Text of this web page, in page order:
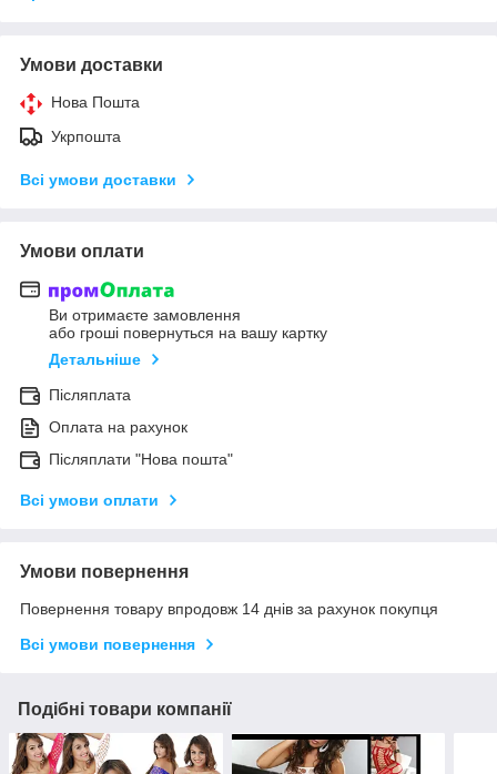
Умови доставки
Нова Пошта
Укрпошта
Всі умови доставки
Умови оплати
Ви отримаєте замовлення
або гроші повернуться на вашу картку
Детальніше
Післяплата
Оплата на рахунок
Післяплати "Нова пошта"
Всі умови оплати
Умови повернення
Повернення товару впродовж 14 днів за рахунок покупця
Всі умови повернення
Подібні товари компанії